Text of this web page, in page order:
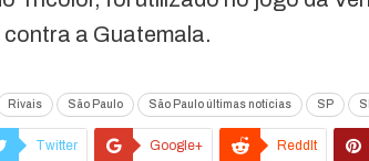
a Guatemala.
Rivais São Paulo São Paulo últimas notícias SP
Twitter Google+ ReddIt